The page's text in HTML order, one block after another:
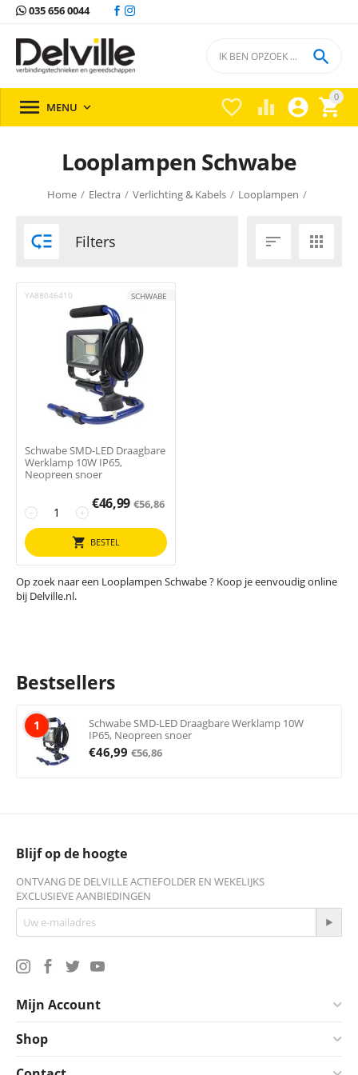
035 656 0044
0


 

 MENU 
Looplampen Schwabe
Home / Electra / Verlichting & Kabels / Looplampen /
 Filters  
YA88046410 SCHWABE
Schwabe SMD-LED Draagbare
Werklamp 10W IP65,
Neopreen snoer
+
−
€46,99 €56,86
BESTEL
Op zoek naar een Looplampen Schwabe ? Koop je eenvoudig online
bij Delville.nl.
Bestsellers
1
Schwabe SMD-LED Draagbare Werklamp 10W
IP65, Neopreen snoer
€46,99 €56,86
Blijf op de hoogte
ONTVANG DE DELVILLE ACTIEFOLDER EN WEKELIJKS
EXCLUSIEVE AANBIEDINGEN
Mijn Account
Shop